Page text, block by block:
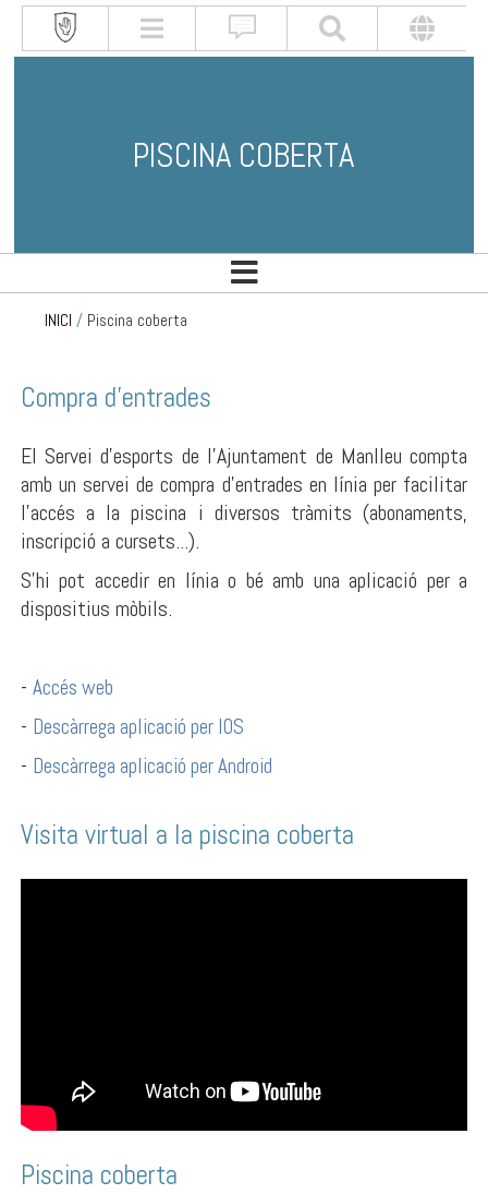
PISCINA COBERTA
INICI / Piscina coberta
Compra d'entrades
El Servei d'esports de l'Ajuntament de Manlleu compta
amb un servei de compra d'entrades en línia per facilitar
l'accés a la piscina i diversos tràmits (abonaments,
inscripció a cursets...).
S'hi pot accedir en línia o bé amb una aplicació per a
dispositius mòbils.
- Accés web
- Descàrrega aplicació per IOS
- Descàrrega aplicació per Android
Visita virtual a la piscina coberta
Piscina coberta